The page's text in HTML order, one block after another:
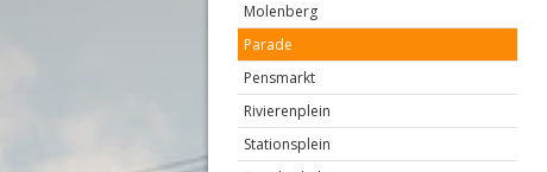
Molenberg
Parade
Pensmarkt
Rivierenplein
Stationsplein